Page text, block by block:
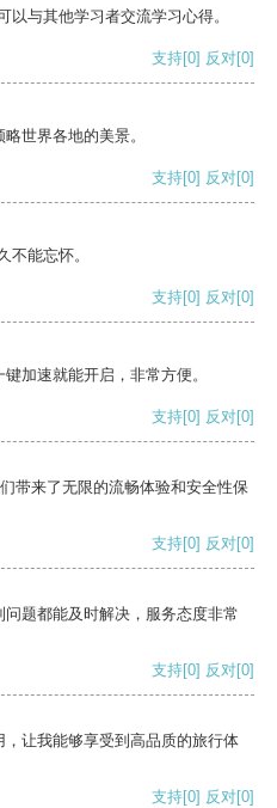
与其他学习者交流学习心得。
支持[0] 反对[0]
世界各地的美景。
支持[0] 反对[0]
不能忘怀。
支持[0] 反对[0]
加速就能开启，非常方便。
支持[0] 反对[0]
带来了无限的流畅体验和安全性保
支持[0] 反对[0]
题都能及时解决，服务态度非常
支持[0] 反对[0]
让我能够享受到高品质的旅行体
支持[0] 反对[0]